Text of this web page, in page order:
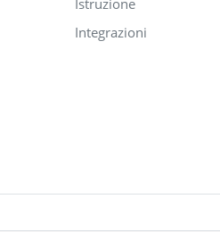
Integrazioni